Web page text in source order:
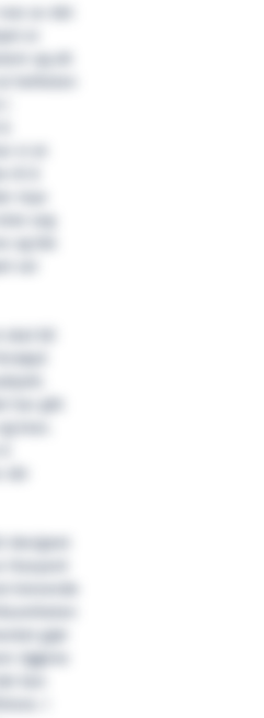
av det
er
og alt
helheten
vi et
å
mye
seg
ble
bli
har gitt
krav.
gjør
riggene
kan
I